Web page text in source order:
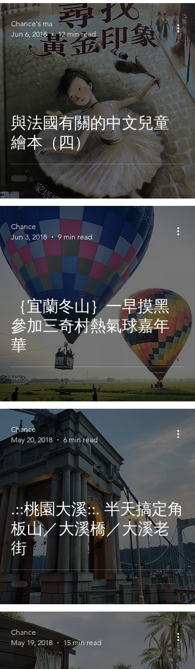
與法國有關的中文兒童
繪本（四）
Chance's ma
Jun 6, 2018
12 min read
｛宜蘭冬山｝一早摸黑
參加三奇村熱氣球嘉年
華
Chance
Jun 3, 2018
9 min read
.::桃園大溪::. 半天搞定角
板山／大溪橋／大溪老
街
Chance
May 20, 2018
6 min read
Chance
May 19, 2018
15 min read